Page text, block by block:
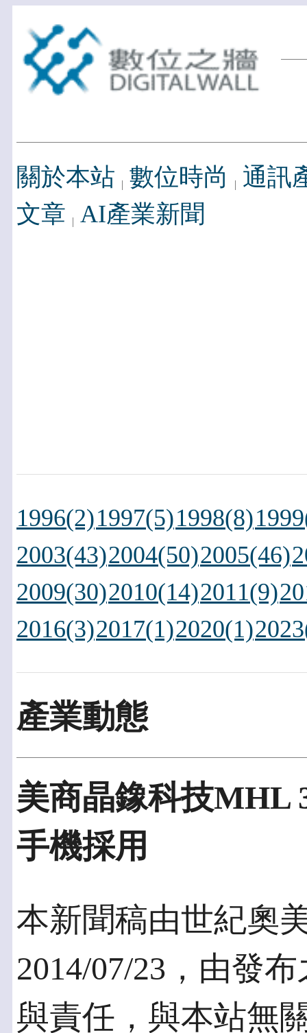
關於本站 數位時尚
通訊
文章 AI產業新聞
1996(2)1997(5)1998(8)
2003(43)2004(50)2005(46)
2009(30)2010(14)2011(9)
2016(3)2017(1)2020(1)
產業動態
美商晶鐌科技MHL
手機採用
本新聞稿由世紀奧
2014/07/23，由發
與責任，與本站無